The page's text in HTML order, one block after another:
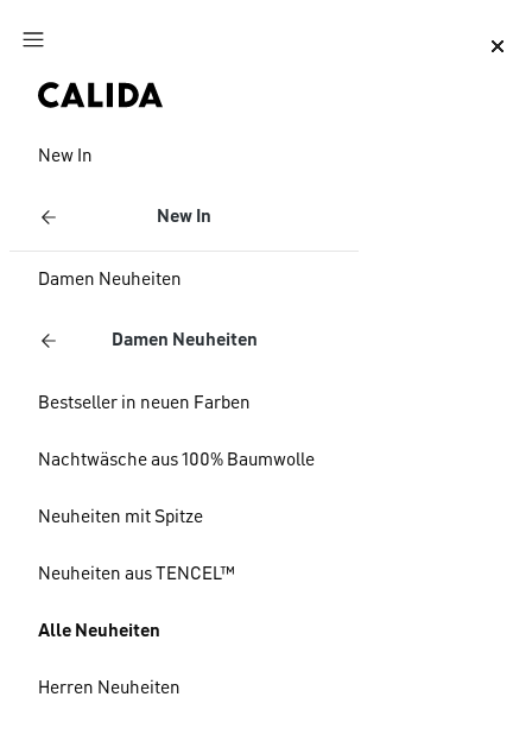
Zum Hauptinhalt springen
New In
New In
Damen Neuheiten
Damen Neuheiten
Bestseller in neuen Farben
Nachtwäsche aus 100% Baumwolle
Neuheiten mit Spitze
Neuheiten aus TENCEL™
Alle Neuheiten
Herren Neuheiten